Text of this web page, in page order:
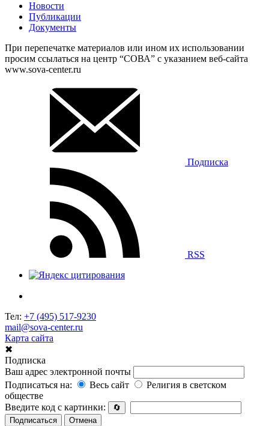
Новости
Публикации
Документы
При перепечатке материалов или ином их использовании
просим ссылаться на центр “СОВА” с указанием веб-сайта
www.sova-center.ru
Подписка
RSS
Тел: +7 (495) 517-9230
mail@sova-center.ru
Карта сайта
✖
Подписка
Ваш адрес электронной почты
Подписаться на:
Весь сайт
Религия в светском
обществе
Введите код с картинки:
🔄
Подписаться
Отмена